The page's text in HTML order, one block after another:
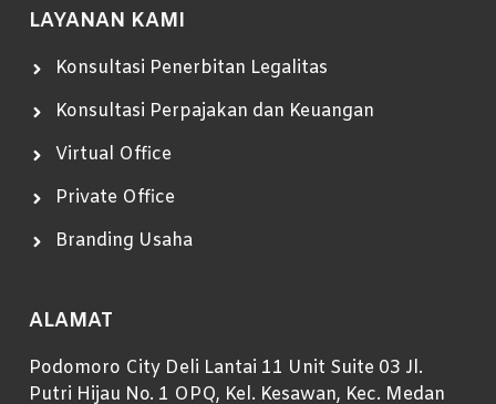
LAYANAN KAMI
Konsultasi Penerbitan Legalitas
Konsultasi Perpajakan dan Keuangan
Virtual Office
Private Office
Branding Usaha
ALAMAT
Podomoro City Deli Lantai 11 Unit Suite 03 Jl.
Putri Hijau No. 1 OPQ, Kel. Kesawan, Kec. Medan